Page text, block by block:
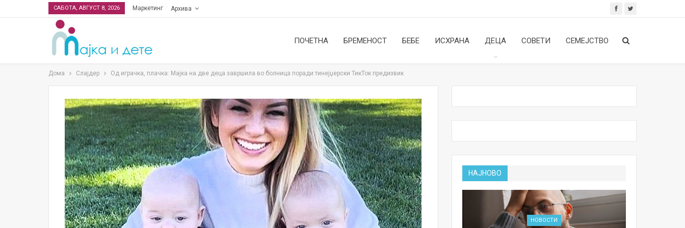
САБОТА, АВГУСТ 8, 2026 Маркетинг Архива
ПОЧЕТНА БРЕМЕНОСТ БЕБЕ ИСХРАНА ДЕЦА СОВЕТИ СЕМЕЈСТВО
Дома Слајдер Од играчка, плачка: Мајка на две деца завршила во болница поради тинејџерски ТикТок предизвик
НАЈНОВО
НОВОСТИ